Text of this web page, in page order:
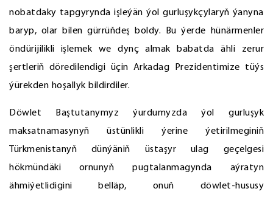
nobatdaky tapgyrynda işleýän ýol gurluşykçylaryň ýanyna
baryp, olar bilen gürrüňdeş boldy. Bu ýerde hünärmenler
öndürijilikli işlemek we dynç almak babatda ähli zerur
şertleriň döredilendigi üçin Arkadag Prezidentimize tüýs
ýürekden hoşallyk bildirdiler.
Döwlet Baştutanymyz ýurdumyzda ýol gurluşyk
maksatnamasynyň üstünlikli ýerine ýetirilmeginiň
Türkmenistanyň dünýäniň üstaşyr ulag geçelgesi
hökmündäki ornunyň pugtalanmagynda aýratyn
ähmiýetlidigini belläp, onuň döwlet-hususy